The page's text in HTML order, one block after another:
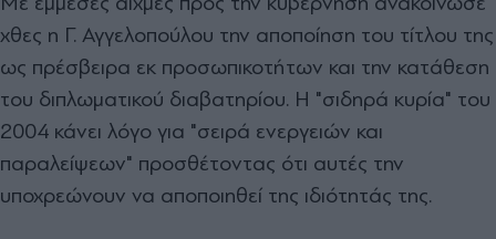
χθες η Γ. Αγγελοπούλου την αποποίηση του τίτλου της
ως πρέσβειρα εκ προσωπικοτήτων και την κατάθεση
του διπλωματικού διαβατηρίου. Η "σιδηρά κυρία" του
2004 κάνει λόγο για "σειρά ενεργειών και
παραλείψεων" προσθέτοντας ότι αυτές την
υποχρεώνουν να αποποιηθεί της ιδιότητάς της.